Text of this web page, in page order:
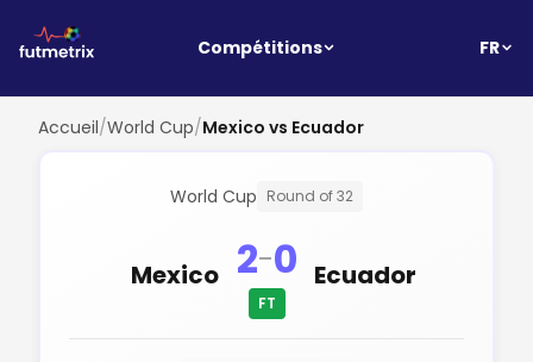
Compétitions FR
Accueil/World Cup/Mexico vs Ecuador
World Cup Round of 32
Mexico 2-0
FT
Ecuador